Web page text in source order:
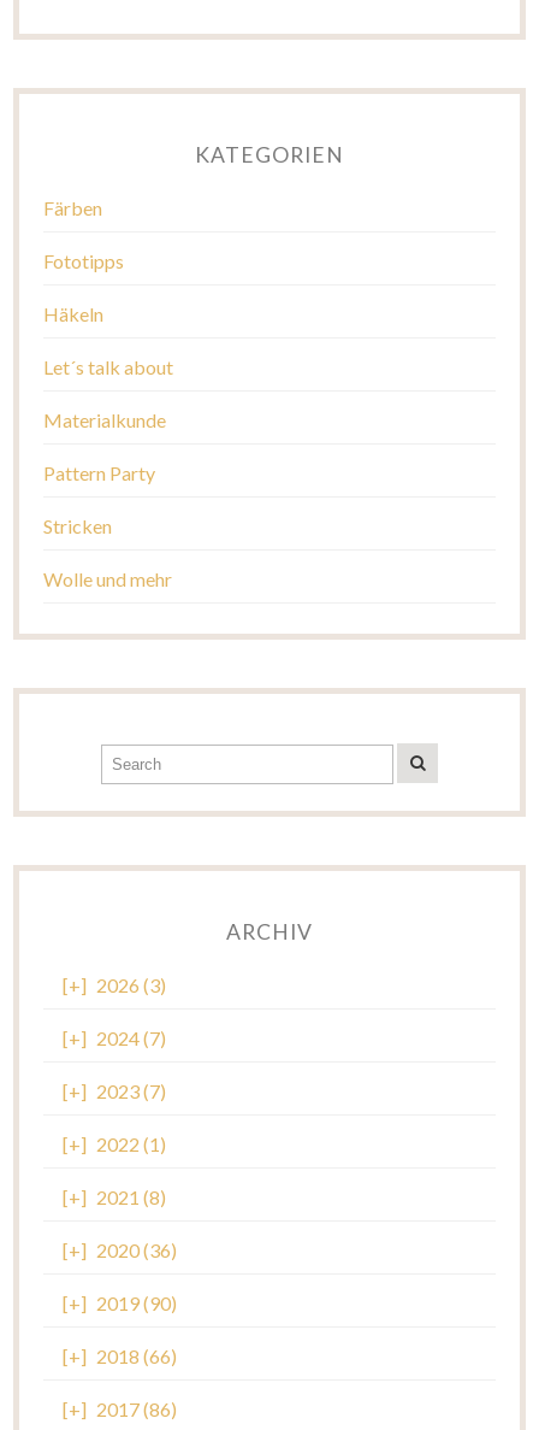
KATEGORIEN
Färben
Fototipps
Häkeln
Let´s talk about
Materialkunde
Pattern Party
Stricken
Wolle und mehr
ARCHIV
[+] 2026 (3)
[+] 2024 (7)
[+] 2023 (7)
[+] 2022 (1)
[+] 2021 (8)
[+] 2020 (36)
[+] 2019 (90)
[+] 2018 (66)
[+] 2017 (86)